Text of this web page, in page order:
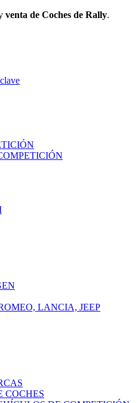
venta de Coches de Rally.
LANCIA, JEEP
COCHES